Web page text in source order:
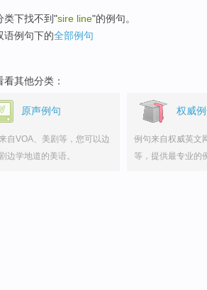
类下找不到"sire line"的例句。
语例句下的全部例句
看其他分类：
原声例句
自VOA、美剧等，您可以边
边学地道的美语。
权威
例句来自权威英文
等，提供最专业的